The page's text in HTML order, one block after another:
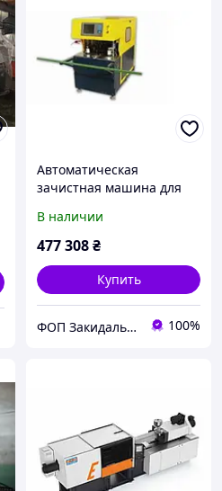
Автоматическая
зачистная машина для
В наличии
477 308₴
Купить
ФОП Закидальський Олександр Анатолійович 100%